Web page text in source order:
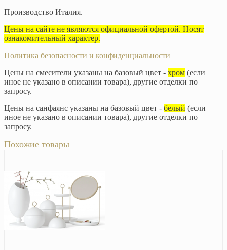
Производство Италия.
Цены на сайте не являются официальной офертой. Носят
ознакомительный характер.
Политика безопасности и конфиденциальности
Цены на смесители указаны на базовый цвет - хром (если
иное не указано в описании товара), другие отделки по
запросу.
Цены на санфаянс указаны на базовый цвет - белый (если
иное не указано в описании товара), другие отделки по
запросу.
Похожие товары